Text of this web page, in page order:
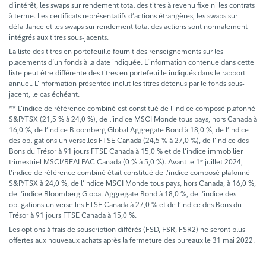
d’intérêt, les swaps sur rendement total des titres à revenu fixe ni les contrats
à terme. Les certificats représentatifs d’actions étrangères, les swaps sur
défaillance et les swaps sur rendement total des actions sont normalement
intégrés aux titres sous-jacents.
La liste des titres en portefeuille fournit des renseignements sur les
placements d’un fonds à la date indiquée. L’information contenue dans cette
liste peut être différente des titres en portefeuille indiqués dans le rapport
annuel. L’information présentée inclut les titres détenus par le fonds sous-
jacent, le cas échéant.
** L’indice de référence combiné est constitué de l’indice composé plafonné
S&P/TSX (21,5 % à 24,0 %), de l’indice MSCI Monde tous pays, hors Canada à
16,0 %, de l’indice Bloomberg Global Aggregate Bond à 18,0 %, de l’indice
des obligations universelles FTSE Canada (24,5 % à 27,0 %), de l’indice des
Bons du Trésor à 91 jours FTSE Canada à 15,0 % et de l’indice immobilier
trimestriel MSCI/REALPAC Canada (0 % à 5,0 %). Avant le 1 er juillet 2024,
l’indice de référence combiné était constitué de l’indice composé plafonné
S&P/TSX à 24,0 %, de l’indice MSCI Monde tous pays, hors Canada, à 16,0 %,
de l’indice Bloomberg Global Aggregate Bond à 18,0 %, de l’indice des
obligations universelles FTSE Canada à 27,0 % et de l’indice des Bons du
Trésor à 91 jours FTSE Canada à 15,0 %.
Les options à frais de souscription différés (FSD, FSR, FSR2) ne seront plus
offertes aux nouveaux achats après la fermeture des bureaux le 31 mai 2022.